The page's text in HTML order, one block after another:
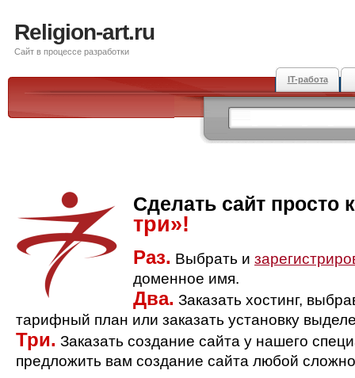
Religion-art.ru
Сайт в процессе разработки
IT-работа
Сделать сайт просто
три»!
Раз. Выбрать и
доменное имя.
Два. Заказать хостинг,
тарифный план или заказать установку
Три. Заказать создание сайта у нашего
предложить вам создание сайта любой